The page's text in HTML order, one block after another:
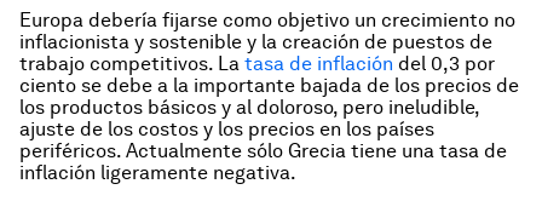
Europa debería fijarse como objetivo un crecimiento no
inflacionista y sostenible y la creación de puestos de
trabajo competitivos. La tasa de inflación del 0,3 por
ciento se debe a la importante bajada de los precios de
los productos básicos y al doloroso, pero ineludible,
ajuste de los costos y los precios en los países
periféricos. Actualmente sólo Grecia tiene una tasa de
inflación ligeramente negativa.